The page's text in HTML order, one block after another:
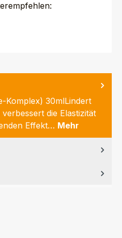
Komplex) 30mlLindert
die Elastizität
Effekt… Mehr